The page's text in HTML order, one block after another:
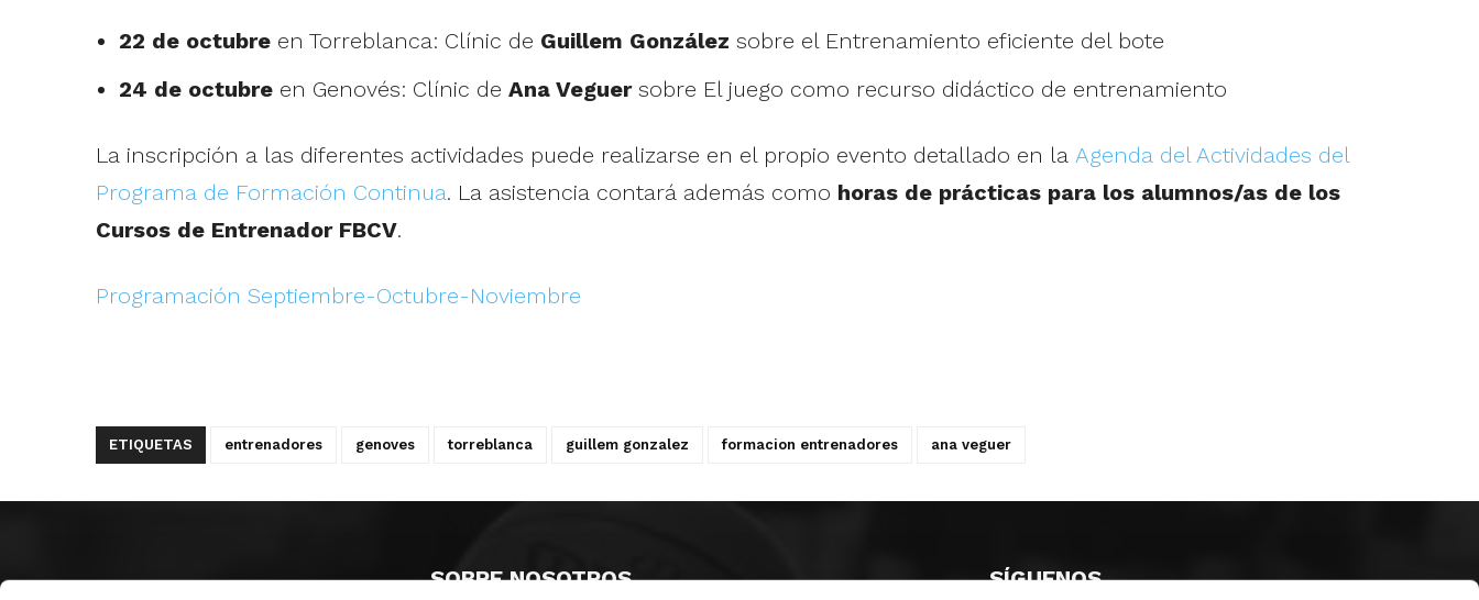
22 de octubre en Torreblanca: Clínic de Guillem González sobre el Entrenamiento eficiente del bote
24 de octubreen Genovés: Clínic de Ana Veguersobre El juego como recurso didáctico de entrenamiento
La inscripción a las diferentes actividades puede realizarse en el propio evento detallado en la Agenda del Actividades del
Programa de Formación Continua. La asistencia contará además como horas de prácticas para los alumnos/as de los
Cursos de Entrenador FBCV.
Programación Septiembre-Octubre-Noviembre
ETIQUETAS entrenadores genoves torreblanca guillem gonzalez formacion entrenadores ana veguer
SOBRE NOSOTROS SÍGUENOS